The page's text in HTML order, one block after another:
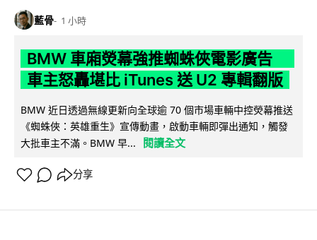
藍骨 1 小時
BMW 車廂熒幕強推蜘蛛俠電影廣告
車主怒轟堪比 iTunes 送 U2 專輯翻版
BMW 近日透過無線更新向全球逾 70 個市場車輛中控熒幕推送
《蜘蛛俠：英雄重生》宣傳動畫，啟動車輛即彈出通知，觸發
大批車主不滿。BMW 早...
閱讀全文
分享